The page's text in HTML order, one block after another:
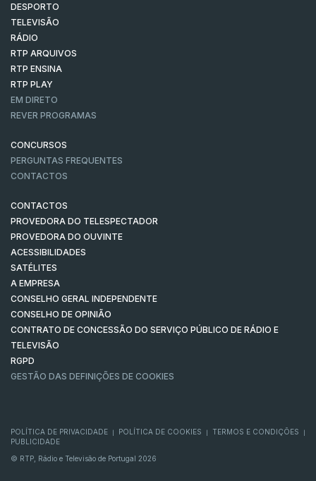
DESPORTO
TELEVISÃO
RÁDIO
RTP ARQUIVOS
RTP ENSINA
RTP PLAY
EM DIRETO
REVER PROGRAMAS
CONCURSOS
PERGUNTAS FREQUENTES
CONTACTOS
CONTACTOS
PROVEDORA DO TELESPECTADOR
PROVEDORA DO OUVINTE
ACESSIBILIDADES
SATÉLITES
A EMPRESA
CONSELHO GERAL INDEPENDENTE
CONSELHO DE OPINIÃO
CONTRATO DE CONCESSÃO DO SERVIÇO PÚBLICO DE RÁDIO E
TELEVISÃO
RGPD
GESTÃO DAS DEFINIÇÕES DE COOKIES
POLÍTICA DE PRIVACIDADE POLÍTICA DE COOKIES TERMOS E CONDIÇÕES
PUBLICIDADE
© RTP, Rádio e Televisão de Portugal 2026